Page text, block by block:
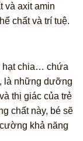
và axit amin
chất và trí tuệ.
hạt chia… chứa
là những dưỡng
thị giác của trẻ
chất này, bé sẽ
khả năng